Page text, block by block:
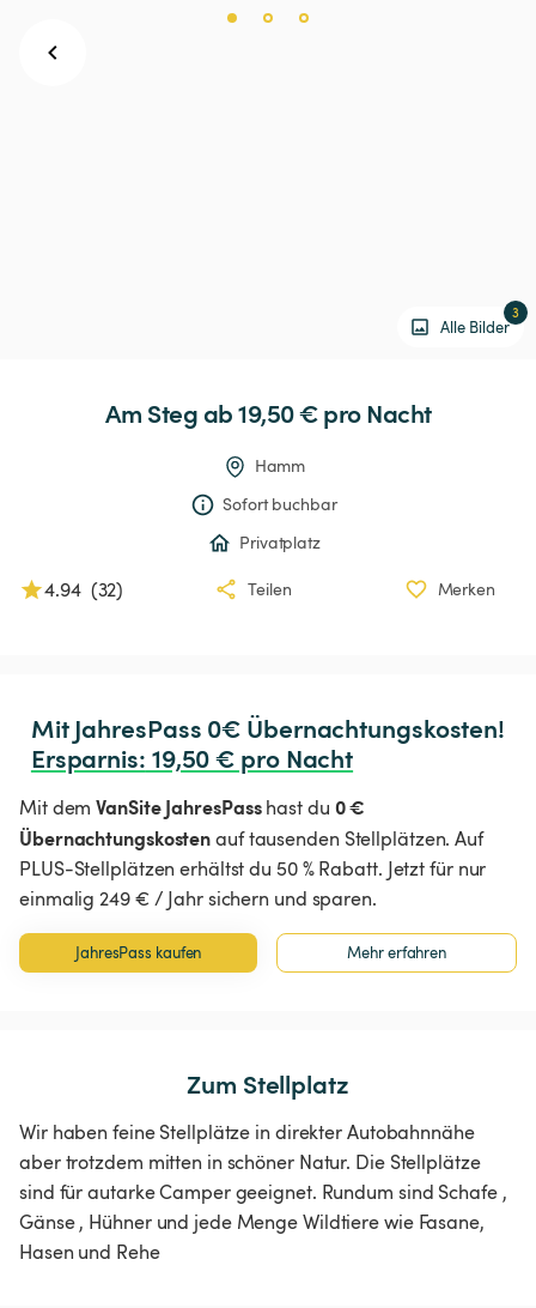
Alle Bilder
3
Am Steg ab 19,50 € pro Nacht
Hamm
Sofort buchbar
Privatplatz
4.94 (32) Teilen Merken
Ersparnis: 19,50 € pro Nacht
Mit demVanSite JahresPasshast du 0 €
Übernachtungskostenauf tausenden Stellplätzen. Auf
PLUS-Stellplätzen erhältst du 50 % Rabatt. Jetzt für nur
einmalig 249 € / Jahr sichern und sparen.
JahresPass kaufen Mehr erfahren
Zum Stellplatz
Wir haben feine Stellplätze in direkter Autobahnnähe
aber trotzdem mitten in schöner Natur. Die Stellplätze
sind für autarke Camper geeignet. Rundum sind Schafe ,
Gänse , Hühner und jede Menge Wildtiere wie Fasane,
Hasen und Rehe